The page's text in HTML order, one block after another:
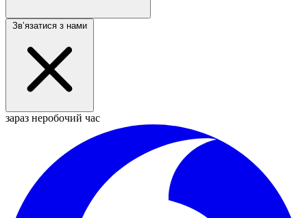
Звʼязатися з нами
зараз неробочий час